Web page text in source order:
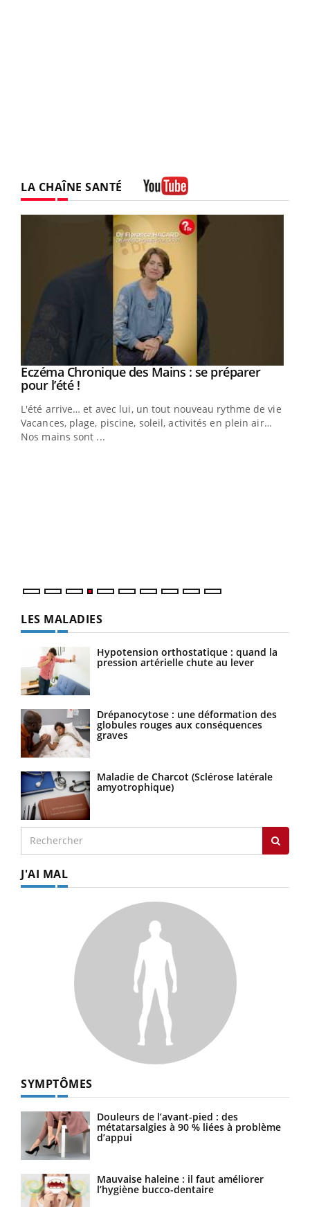
LA CHAÎNE SANTÉ
Youtube
Eczéma Chronique des Mains : se préparer
pour l’été !Youtube
L'été arrive… et avec lui, un tout nouveau rythme de vie !
Vacances, plage, piscine, soleil, activités en plein air…
Nos mains sont ...
LES MALADIES
Hypotension orthostatique : quand la
pression artérielle chute au lever
Drépanocytose : une déformation des
globules rouges aux conséquences
graves
Maladie de Charcot (Sclérose latérale
amyotrophique)
J'AI MAL
SYMPTÔMES
Douleurs de l’avant-pied : des
métatarsalgies à 90 % liées à problème
d’appui
Mauvaise haleine : il faut améliorer
l’hygiène bucco-dentaire